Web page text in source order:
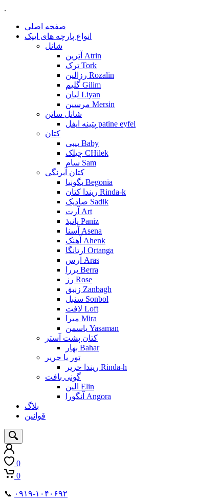
.
صفحه اصلی
انواع پارچه های ایپک
شانل
آترین Atrin
ترک Tork
رزالین Rozalin
گلیم Gilim
لیان Liyan
مرسین Mersin
شانل ساتن
پتینه ایفل patine eyfel
کتان
بیبی Baby
چیلک CHilek
سام Sam
کتان آبرنگی
بگونیا Begonia
ریندا کتان Rinda-k
صادیک Sadik
آرت Art
پانیذ Paniz
آسنا Asena
آهنک Ahenk
ارتانگا Ortanga
ارس Aras
بررا Berra
رز Rose
زنبق Zanbagh
سنبل Sonbol
لافت Loft
میرا Mira
یاسمن Yasaman
کتان پشت آستر
بهار Bahar
تور یا حریر
ریندا حریر Rinda-h
گونی بافت
الین Elin
آنگورا Angora
بلاگ
قوانین
0
0
📞 ۰۹۱۹-۱۰۴۰۶۹۲